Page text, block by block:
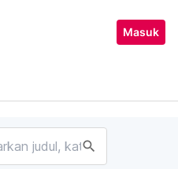
Masuk
search